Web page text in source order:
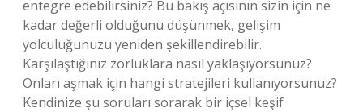
entegre edebilirsiniz? Bu bakış açısının sizin için ne
kadar değerli olduğunu düşünmek, gelişim
yolculuğunuzu yeniden şekillendirebilir.
Karşılaştığınız zorluklara nasıl yaklaşıyorsunuz?
Onları aşmak için hangi stratejileri kullanıyorsunuz?
Kendinize şu soruları sorarak bir içsel keşif